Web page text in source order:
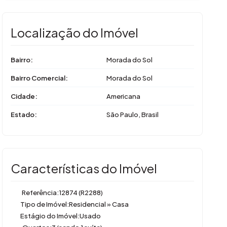
Localização do Imóvel
Bairro: Morada do Sol
Bairro Comercial: Morada do Sol
Cidade: Americana
Estado: São Paulo, Brasil
Características do Imóvel
Referência:12874(R2288)
Tipo de Imóvel:Residencial»Casa
Estágio do Imóvel:Usado